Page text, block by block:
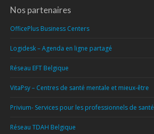
Nos partenaires
OfficePlus Business Centers
Logidesk – Agenda en ligne partagé
Réseau EFT Belgique
VitaPsy – Centres de santé mentale et mieux-être
Privium- Services pour les professionnels de santé
Réseau TDAH Belgique